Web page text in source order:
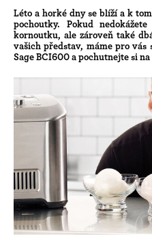
Léto a horké dny se blížía k
pochoutky. Pokud
kornoutku, ale zároveň také
vašich představ, máme pro
Sage BCI600 a pochutnejte si